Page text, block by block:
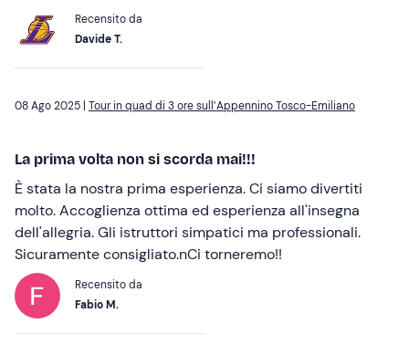
Recensito da
Davide T.
08 Ago 2025 | Tour in quad di 3 ore sull’Appennino Tosco-Emiliano
La prima volta non si scorda mai!!!
È stata la nostra prima esperienza. Ci siamo divertiti
molto. Accoglienza ottima ed esperienza all'insegna
dell'allegria. Gli istruttori simpatici ma professionali.
Sicuramente consigliato.nCi torneremo!!
Recensito da
Fabio M.